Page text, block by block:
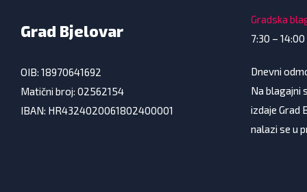
Grad Bjelovar
OIB: 18970641692
Matični broj: 02562154
IBAN: HR4324020061802400001
Gradska
7:30 –
Dnevni
Na blagajni
izdaje Grad
nalazi se u